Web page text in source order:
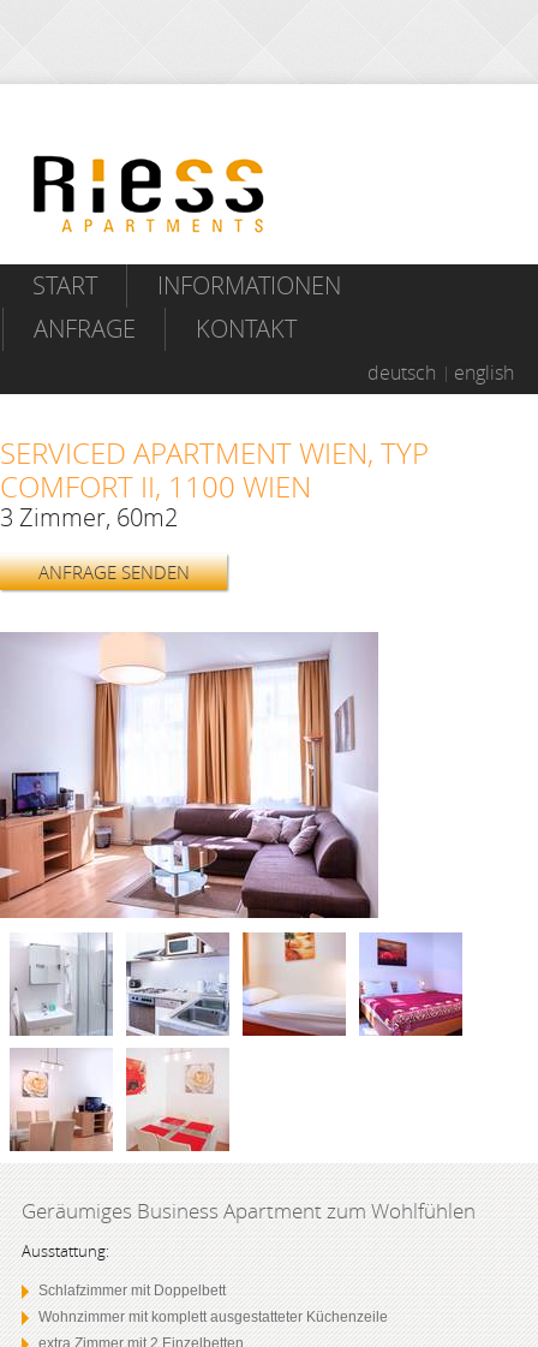
START
INFORMATIONEN
ANFRAGE
KONTAKT
deutsch english
SERVICED APARTMENT WIEN, TYP
COMFORT II, 1100 WIEN
3 Zimmer, 60m2
ANFRAGE SENDEN
Geräumiges Business Apartment zum Wohlfühlen
Ausstattung:
Schlafzimmer mit Doppelbett
Wohnzimmer mit komplett ausgestatteter Küchenzeile
extra Zimmer mit 2 Einzelbetten